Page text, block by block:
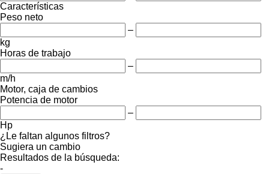
Características
Peso neto
–
kg
Horas de trabajo
–
m/h
Motor, caja de cambios
Potencia de motor
–
Hp
¿Le faltan algunos filtros?
Sugiera un cambio
Resultados de la búsqueda:
-